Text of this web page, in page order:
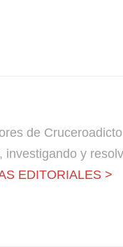
de
y
EDITORIALES >